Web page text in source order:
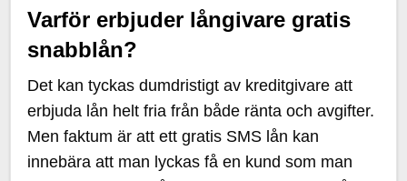
Varför erbjuder långivare gratis
snabblån?
Det kan tyckas dumdristigt av kreditgivare att
erbjuda lån helt fria från både ränta och avgifter.
Men faktum är att ett gratis SMS lån kan
innebära att man lyckas få en kund som man